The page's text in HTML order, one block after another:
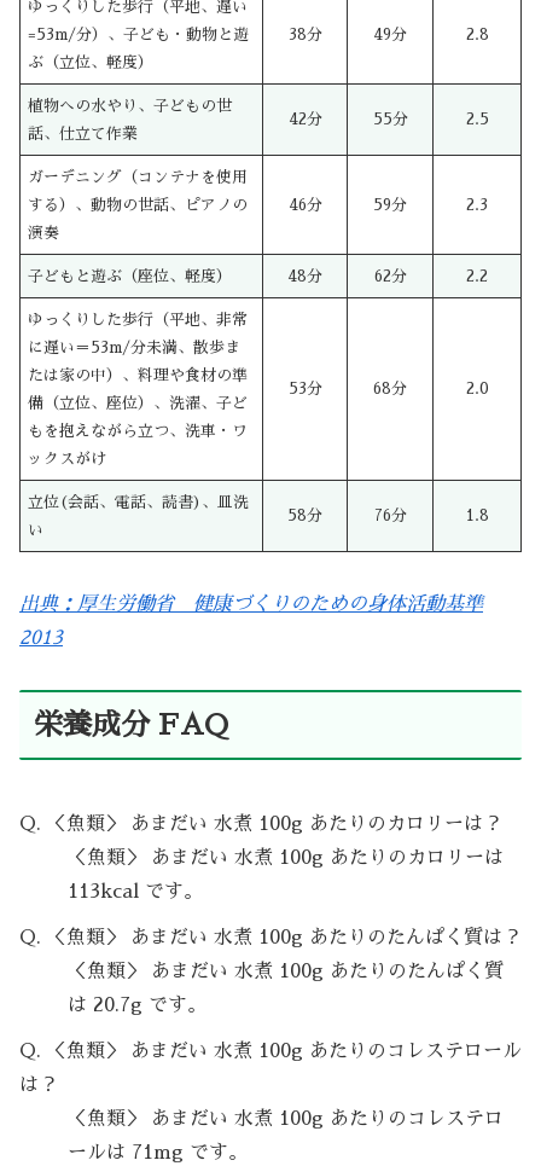
ゆっくりした歩行（平地、遅い
=53m/分）、子ども・動物と遊
ぶ（立位、軽度）
38分 49分 2.8
植物への水やり、子どもの世
話、仕立て作業
42分 55分 2.5
ガーデニング（コンテナを使用
する）、動物の世話、ピアノの
演奏
46分 59分 2.3
子どもと遊ぶ（座位、軽度） 48分 62分 2.2
ゆっくりした歩行（平地、非常
に遅い＝53m/分未満、散歩ま
たは家の中）、料理や食材の準
備（立位、座位）、洗濯、子ど
もを抱えながら立つ、洗車・ワ
ックスがけ
53分 68分 2.0
立位(会話、電話、読書)、皿洗
い
58分 76分 1.8
出典：厚生労働省 健康づくりのための身体活動基準
2013
栄養成分 FAQ
Q. ＜魚類＞ あまだい 水煮 100g あたりのカロリーは？
＜魚類＞ あまだい 水煮 100g あたりのカロリーは
113kcal です。
Q. ＜魚類＞ あまだい 水煮 100g あたりのたんぱく質は？
＜魚類＞ あまだい 水煮 100g あたりのたんぱく質
は 20.7g です。
Q. ＜魚類＞ あまだい 水煮 100g あたりのコレステロール
は？
＜魚類＞ あまだい 水煮 100g あたりのコレステロ
ールは 71mg です。